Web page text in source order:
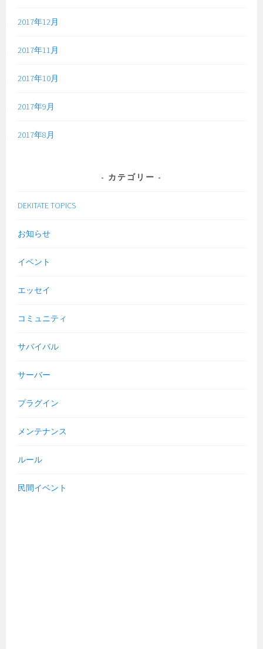
2017年12月
2017年11月
2017年10月
2017年9月
2017年8月
カテゴリー
DEKITATE TOPICS
お知らせ
イベント
エッセイ
コミュニティ
サバイバル
サーバー
プラグイン
メンテナンス
ルール
民間イベント